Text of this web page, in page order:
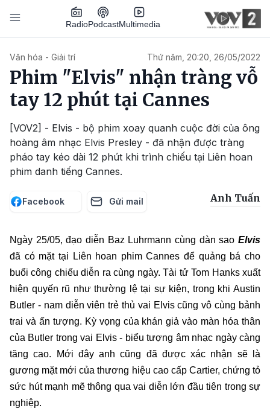
Nhảy đến nội dung
RadioPodcastMultimedia
Văn hóa - Giải trí Thứ năm, 20:20, 26/05/2022
Phim "Elvis" nhận tràng vỗ
tay 12 phút tại Cannes
[VOV2] - Elvis - bộ phim xoay quanh cuộc đời của ông
hoàng âm nhạc Elvis Presley - đã nhận được tràng
pháo tay kéo dài 12 phút khi trình chiếu tại Liên hoan
phim danh tiếng Cannes.
Facebook Gửi mail Anh Tuấn
Ngày 25/05, đạo diễn Baz Luhrmann cùng dàn sao Elvis
đã có mặt tại Liên hoan phim Cannes để quảng bá cho
buổi công chiếu diễn ra cùng ngày. Tài tử Tom Hanks xuất
hiện quyến rũ như thường lệ tại sự kiện, trong khi Austin
Butler - nam diễn viên trẻ thủ vai Elvis cũng vô cùng bảnh
trai và ấn tượng. Kỳ vọng của khán giả vào màn hóa thân
của Butler trong vai Elvis - biểu tượng âm nhạc ngày càng
tăng cao. Mới đây anh cũng đã được xác nhận sẽ là
gương mặt mới của thương hiệu cao cấp Cartier, chứng tỏ
sức hút mạnh mẽ thông qua vai diễn lớn đầu tiên trong sự
nghiệp.